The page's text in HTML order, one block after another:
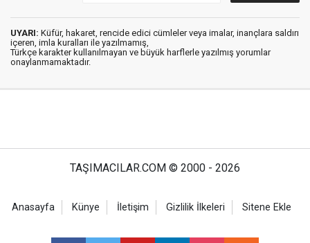
UYARI: Küfür, hakaret, rencide edici cümleler veya imalar, inançlara saldırı
içeren, imla kuralları ile yazılmamış,
Türkçe karakter kullanılmayan ve büyük harflerle yazılmış yorumlar
onaylanmamaktadır.
TAŞIMACILAR.COM © 2000 - 2026
Anasayfa Künye İletişim Gizlilik İlkeleri Sitene Ekle